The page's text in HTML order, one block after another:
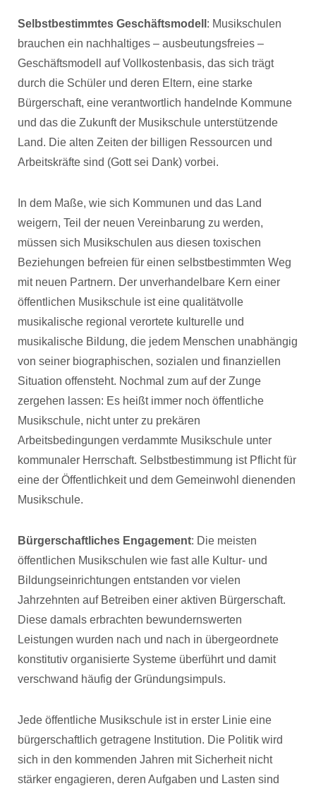
Selbstbestimmtes Geschäftsmodell : Musikschulen
brauchen ein nachhaltiges – ausbeutungsfreies –
Geschäftsmodell auf Vollkostenbasis, das sich trägt
durch die Schüler und deren Eltern, eine starke
Bürgerschaft, eine verantwortlich handelnde Kommune
und das die Zukunft der Musikschule unterstützende
Land. Die alten Zeiten der billigen Ressourcen und
Arbeitskräfte sind (Gott sei Dank) vorbei.
In dem Maße, wie sich Kommunen und das Land
weigern, Teil der neuen Vereinbarung zu werden,
müssen sich Musikschulen aus diesen toxischen
Beziehungen befreien für einen selbstbestimmten Weg
mit neuen Partnern. Der unverhandelbare Kern einer
öffentlichen Musikschule ist eine qualitätvolle
musikalische regional verortete kulturelle und
musikalische Bildung, die jedem Menschen unabhängig
von seiner biographischen, sozialen und finanziellen
Situation offensteht. Nochmal zum auf der Zunge
zergehen lassen: Es heißt immer noch öffentliche
Musikschule, nicht unter zu prekären
Arbeitsbedingungen verdammte Musikschule unter
kommunaler Herrschaft. Selbstbestimmung ist Pflicht für
eine der Öffentlichkeit und dem Gemeinwohl dienenden
Musikschule.
Bürgerschaftliches Engagement: Die meisten
öffentlichen Musikschulen wie fast alle Kultur- und
Bildungseinrichtungen entstanden vor vielen
Jahrzehnten auf Betreiben einer aktiven Bürgerschaft.
Diese damals erbrachten bewundernswerten
Leistungen wurden nach und nach in übergeordnete
konstitutiv organisierte Systeme überführt und damit
verschwand häufig der Gründungsimpuls.
Jede öffentliche Musikschule ist in erster Linie eine
bürgerschaftlich getragene Institution. Die Politik wird
sich in den kommenden Jahren mit Sicherheit nicht
stärker engagieren, deren Aufgaben und Lasten sind